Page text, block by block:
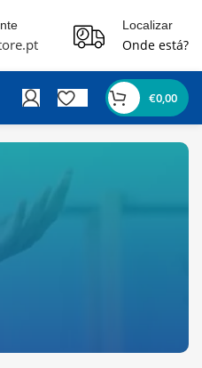
Localizar
Onde está?
€0,00